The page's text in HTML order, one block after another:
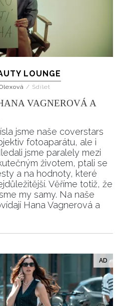
LOUNGE
/ Sdílet
VAGNEROVÁ A
jsme naše coverstars
fotoaparátu, ale i
jsme paralely mezi
životem, ptali se
a na hodnoty, které
Věříme totiž, že
my samy. Na naše
Hana Vagnerová a